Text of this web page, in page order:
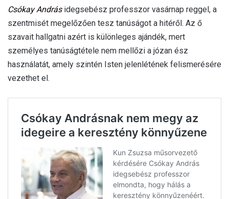
Csókay Andrásidegsebész professzor vasárnap reggel, a
szentmisét megelőzően tesz tanúságot a hitéről. Az ő
szavait hallgatni azért is különleges ajándék, mert
személyes tanúságtétele nem mellőzi a józan ész
használatát, amely szintén Isten jelenlétének felismerésére
vezethet el.